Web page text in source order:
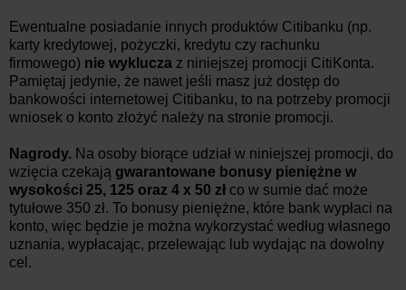
Ewentualne posiadanie innych produktów Citibanku (np.
karty kredytowej, pożyczki, kredytu czy rachunku
firmowego) nie wyklucza z niniejszej promocji CitiKonta.
Pamiętaj jedynie, że nawet jeśli masz już dostęp do
bankowości internetowej Citibanku, to na potrzeby promocji
wniosek o konto złożyć należy na stronie promocji.
Nagrody. Na osoby biorące udział w niniejszej promocji, do
wzięcia czekają gwarantowane bonusy pieniężne w
wysokości 25, 125 oraz 4 x 50 zł co w sumie dać może
tytułowe 350 zł. To bonusy pieniężne, które bank wypłaci na
konto, więc będzie je można wykorzystać według własnego
uznania, wypłacając, przelewając lub wydając na dowolny
cel.